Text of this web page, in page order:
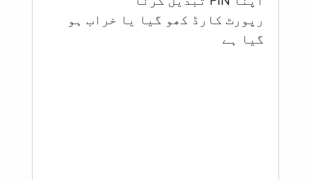
رپورٹ کارڈ کھو گیا یا خراب ہو
گيا ہے